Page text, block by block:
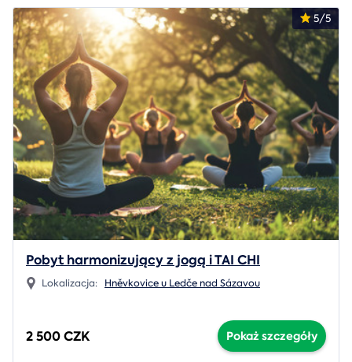
5/5
Pobyt harmonizujący z jogą i TAI CHI
Lokalizacja: Hněvkovice u Ledče nad Sázavou
2 500 CZK Pokaż szczegóły